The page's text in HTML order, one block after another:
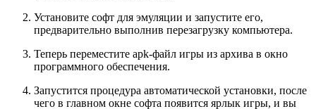
Установите софт для эмуляции и запустите его,
предварительно выполнив перезагрузку компьютера.
Теперь переместите apk-файл игры из архива в окно
программного обеспечения.
Запустится процедура автоматической установки, после
чего в главном окне софта появится ярлык игры, и вы